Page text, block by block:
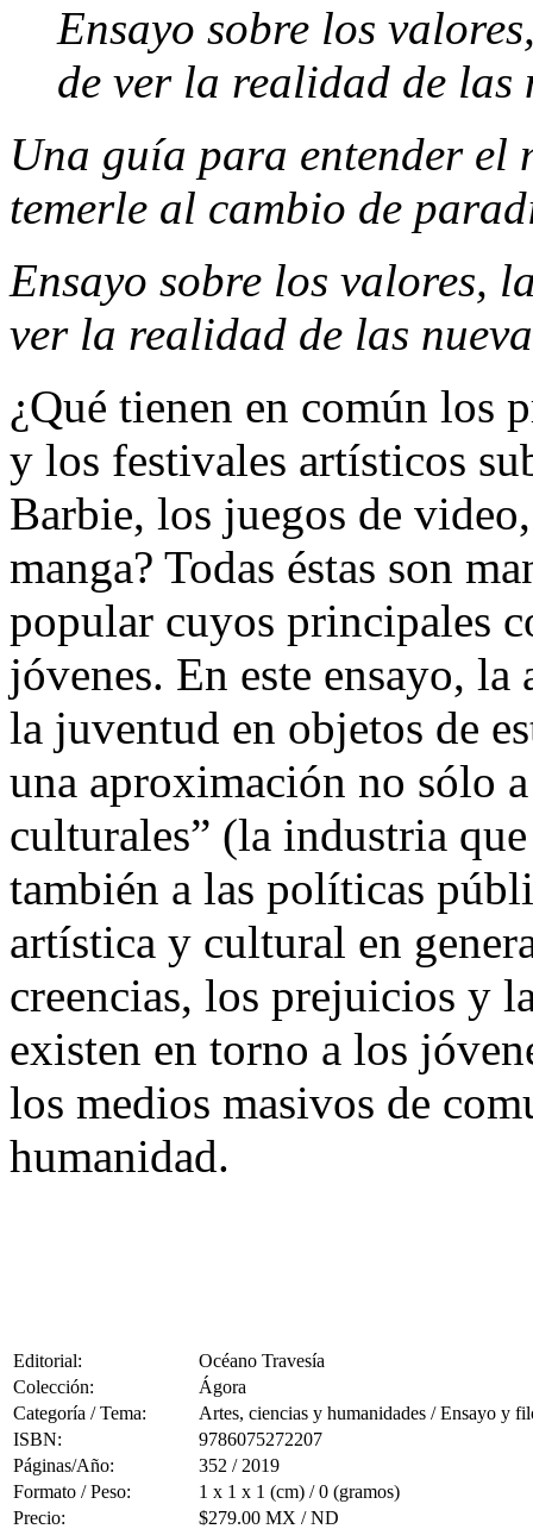
Ensayo sobre los
de ver la realidad de las
Una guía para entender el
temerle al cambio de
Ensayo sobre los valores,
ver la realidad de las
¿Qué tienen en común los
y los festivales artísticos
Barbie, los juegos de
manga? Todas éstas son
popular cuyos principales
jóvenes. En este ensayo,
la juventud en objetos de
una aproximación no sólo
culturales” (la industria
también a las políticas
artística y cultural en
creencias, los prejuicios y
existen en torno a los
los medios masivos de
humanidad.
Editorial:
Océano Travesía
Colección:
Ágora
Categoría / Tema:
Artes, ciencias y humanidades / Ensayo y
ISBN:
9786075272207
Páginas/Año:
352 / 2019
Formato / Peso:
1 x 1 x 1 (cm) / 0 (gramos)
Precio:
$279.00 MX / ND